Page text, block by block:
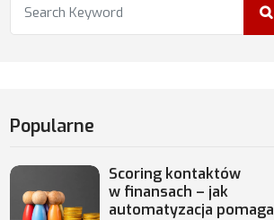
Popularne
Scoring kontaktów
w finansach – jak
automatyzacja pomaga